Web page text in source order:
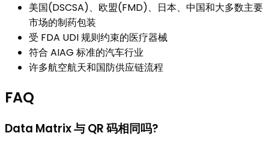
美国(DSCSA)、欧盟(FMD)、日本、中国和大多数主要
市场的制药包装
受 FDA UDI 规则约束的医疗器械
符合 AIAG 标准的汽车行业
许多航空航天和国防供应链流程
FAQ
Data Matrix 与 QR 码相同吗?